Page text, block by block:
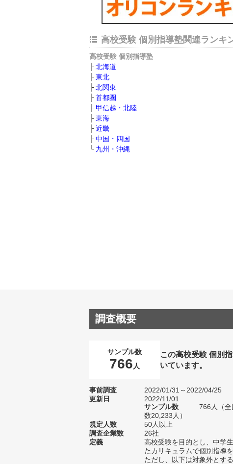
高校受験 個別指導塾関連ランキ
高校受験 個別指導塾
北海道
東北
北関東
首都圏
甲信越・北陸
東海
近畿
中国・四国
九州・沖縄
調査概要
サンプル数
766 人
この高校受験 個別
いています。
事前調査
2022/01/31～2022/04/25
更新日
2022/11/01
サンプル数
766人（
数20,233人）
規定人数
50人以上
調査企業数
26社
定義
高校受験を目的とし、中学
たカリキュラムで個別指導
ただし、以下は対象外とする